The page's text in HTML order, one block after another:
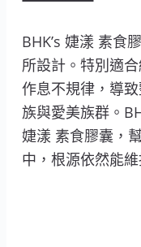
BHK’s 婕漾 素食
所設計。特別適
作息不規律，導
族與愛美族群。
婕漾 素食膠囊，
中，根源依然能